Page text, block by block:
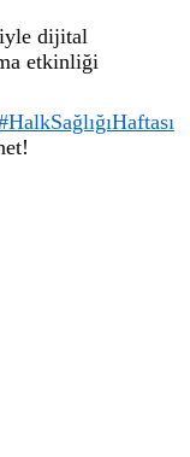
dijital
etkinliği